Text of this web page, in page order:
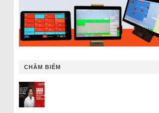
CHÂM BIẾM